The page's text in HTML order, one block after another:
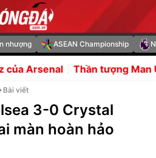
nhượng ASEAN Championship
Thần tượng Man Utd, Louis
Bài viết
3-0 Crystal
màn hoàn hảo